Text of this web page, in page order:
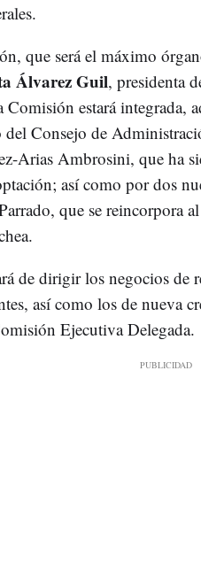
que será el máximo
Álvarez Guil, presidenta
estará integrada,
del Consejo de
Arias Ambrosini, que ha
así como por dos
que se reincorpora
de dirigir los negocios de
así como los de nueva
Ejecutiva Delegada.